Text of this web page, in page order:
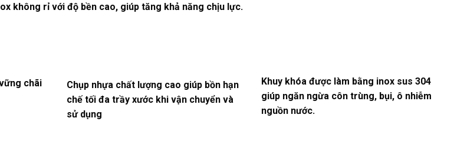
không rỉ với độ bền cao, giúp tăng khả năng chịu lực.
chãi
Chụp nhựa chất lượng cao giúp bồn hạn
chế tối đa trầy xước khi vận chuyển và
sử dụng
Khuy khóa được làm bằng inox sus 304
giúp ngăn ngừa côn trùng, bụi, ô nhiễm
nguồn nước.